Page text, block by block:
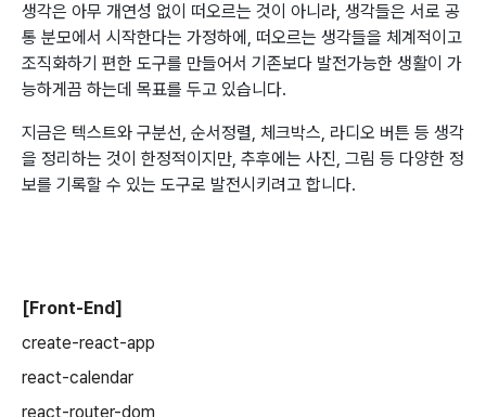
생각은 아무 개연성 없이 떠오르는 것이 아니라, 생각들은 서로 공
통 분모에서 시작한다는 가정하에, 떠오르는 생각들을 체계적이고
조직화하기 편한 도구를 만들어서 기존보다 발전가능한 생활이 가
능하게끔 하는데 목표를 두고 있습니다.
지금은 텍스트와 구분선, 순서정렬, 체크박스, 라디오 버튼 등 생각
을 정리하는 것이 한정적이지만, 추후에는 사진, 그림 등 다양한 정
보를 기록할 수 있는 도구로 발전시키려고 합니다.
[Front-End]
create-react-app
react-calendar
react-router-dom